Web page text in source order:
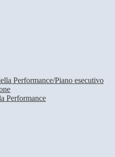
Performance/Piano esecutivo
Performance